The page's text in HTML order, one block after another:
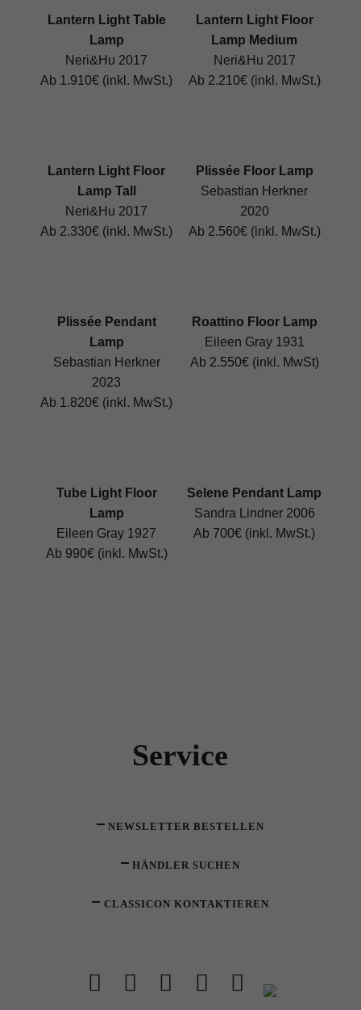
Lantern Light Table
Lamp
Neri&Hu 2017
Ab 1.910€ (inkl. MwSt.)
Lantern Light Floor
Lamp Medium
Neri&Hu 2017
Ab 2.210€ (inkl. MwSt.)
Lantern Light Floor
Lamp Tall
Neri&Hu 2017
Ab 2.330€ (inkl. MwSt.)
Plissée Floor Lamp
Sebastian Herkner
2020
Ab 2.560€ (inkl. MwSt.)
Plissée Pendant
Lamp
Sebastian Herkner
2023
Ab 1.820€ (inkl. MwSt.)
Roattino Floor Lamp
Eileen Gray 1931
Ab 2.550€ (inkl. MwSt)
Tube Light Floor
Lamp
Eileen Gray 1927
Ab 990€ (inkl. MwSt.)
Selene Pendant Lamp
Sandra Lindner 2006
Ab 700€ (inkl. MwSt.)
Service
NEWSLETTER BESTELLEN
HÄNDLER SUCHEN
CLASSICON KONTAKTIEREN